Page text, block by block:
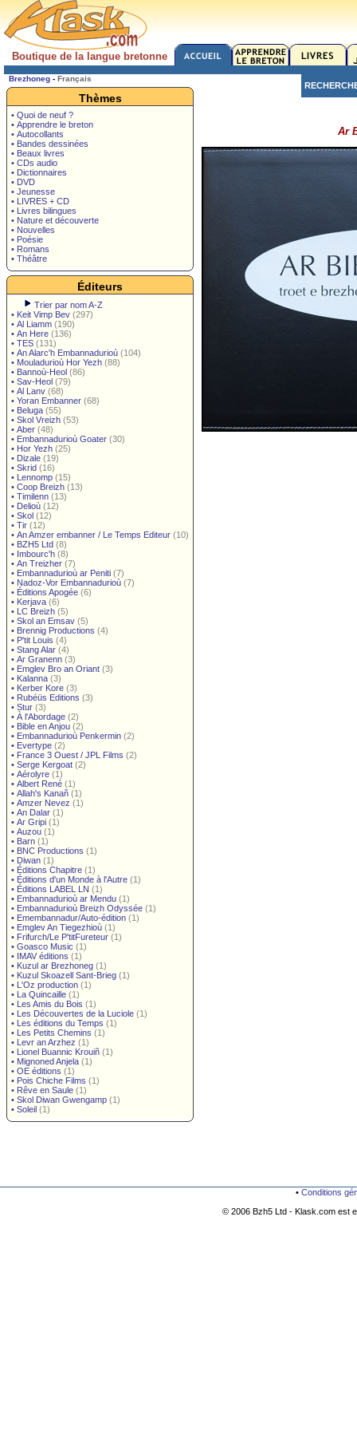
Boutique de la langue bretonne
Brezhoneg - Français
Thèmes
• Quoi de neuf ?
• Apprendre le breton
• Autocollants
• Bandes dessinées
• Beaux livres
• CDs audio
• Dictionnaires
• DVD
• Jeunesse
• LIVRES + CD
• Livres bilingues
• Nature et découverte
• Nouvelles
• Poésie
• Romans
• Théâtre
Éditeurs
Trier par nom A-Z
• Keit Vimp Bev (297)
• Al Liamm (190)
• An Here (136)
• TES (131)
• An Alarc'h Embannadurioù (104)
• Mouladurioù Hor Yezh (88)
• Bannoù-Heol (86)
• Sav-Heol (79)
• Al Lanv (68)
• Yoran Embanner (68)
• Beluga (55)
• Skol Vreizh (53)
• Aber (48)
• Embannadurioù Goater (30)
• Hor Yezh (25)
• Dizale (19)
• Skrid (16)
• Lennomp (15)
• Coop Breizh (13)
• Timilenn (13)
• Delioù (12)
• Skol (12)
• Tir (12)
• An Amzer embanner / Le Temps Editeur (10)
• BZH5 Ltd (8)
• Imbourc'h (8)
• An Treizher (7)
• Embannadurioù ar Peniti (7)
• Nadoz-Vor Embannadurioù (7)
• Éditions Apogée (6)
• Kerjava (6)
• LC Breizh (5)
• Skol an Emsav (5)
• Brennig Productions (4)
• P'tit Louis (4)
• Stang Alar (4)
• Ar Granenn (3)
• Emglev Bro an Oriant (3)
• Kalanna (3)
• Kerber Kore (3)
• Rubéüs Editions (3)
• Stur (3)
• À l'Abordage (2)
• Bible en Anjou (2)
• Embannadurioù Penkermin (2)
• Evertype (2)
• France 3 Ouest / JPL Films (2)
• Serge Kergoat (2)
• Aérolyre (1)
• Albert René (1)
• Allah's Kanañ (1)
• Amzer Nevez (1)
• An Dalar (1)
• Ar Gripi (1)
• Auzou (1)
• Barn (1)
• BNC Productions (1)
• Diwan (1)
• Éditions Chapitre (1)
• Éditions d'un Monde à l'Autre (1)
• Éditions LABEL LN (1)
• Embannadurioù ar Mendu (1)
• Embannadurioù Breizh Odyssée (1)
• Emembannadur/Auto-édition (1)
• Emglev An Tiegezhioù (1)
• Frifurch/Le P'titFureteur (1)
• Goasco Music (1)
• IMAV éditions (1)
• Kuzul ar Brezhoneg (1)
• Kuzul Skoazell Sant-Brieg (1)
• L'Oz production (1)
• La Quincaille (1)
• Les Amis du Bois (1)
• Les Découvertes de la Luciole (1)
• Les éditions du Temps (1)
• Les Petits Chemins (1)
• Levr an Arzhez (1)
• Lionel Buannic Krouiñ (1)
• Mignoned Anjela (1)
• OE éditions (1)
• Pois Chiche Films (1)
• Rêve en Saule (1)
• Skol Diwan Gwengamp (1)
• Soleil (1)
Ar
• Conditions
© 2006 Bzh5 Ltd - Klask.com est